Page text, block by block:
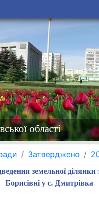
області
Затверджено
земельної ділянки
Борисівні у с. Дмитрівка